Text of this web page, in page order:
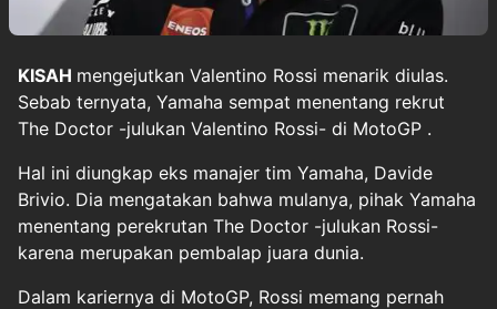
KISAH mengejutkan Valentino Rossi menarik diulas.
Sebab ternyata, Yamaha sempat menentang rekrut
The Doctor -julukan Valentino Rossi- di MotoGP .
Hal ini diungkap eks manajer tim Yamaha, Davide
Brivio. Dia mengatakan bahwa mulanya, pihak Yamaha
menentang perekrutan The Doctor -julukan Rossi-
karena merupakan pembalap juara dunia.
Dalam kariernya di MotoGP, Rossi memang pernah